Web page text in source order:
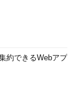
約できるWebアプ